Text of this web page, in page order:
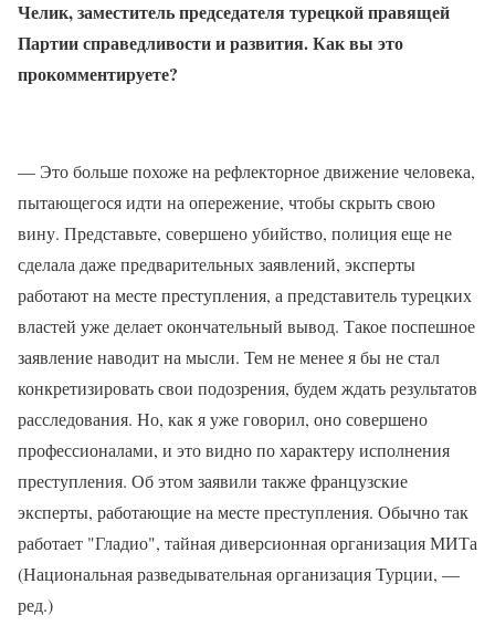
Челик, заместитель председателя турецкой правящей
Партии справедливости и развития. Как вы это
прокомментируете?
— Это больше похоже на рефлекторное движение человека,
пытающегося идти на опережение, чтобы скрыть свою
вину. Представьте, совершено убийство, полиция еще не
сделала даже предварительных заявлений, эксперты
работают на месте преступления, а представитель турецких
властей уже делает окончательный вывод. Такое поспешное
заявление наводит на мысли. Тем не менее я бы не стал
конкретизировать свои подозрения, будем ждать результатов
расследования. Но, как я уже говорил, оно совершено
профессионалами, и это видно по характеру исполнения
преступления. Об этом заявили также французские
эксперты, работающие на месте преступления. Обычно так
работает "Гладио", тайная диверсионная организация МИТа
(Национальная разведывательная организация Турции, —
ред.)